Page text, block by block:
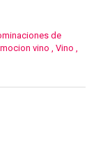
de
vino , Vino ,